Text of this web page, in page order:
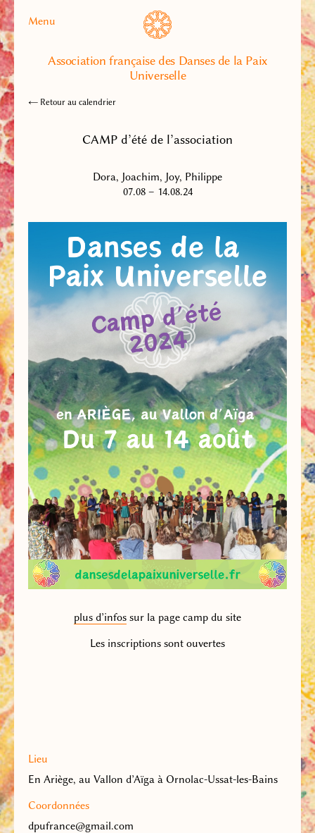
Menu
Association française des Danses de la Paix
Universelle
← Retour au calendrier
CAMP d’été de l’association
Dora, Joachim, Joy, Philippe
07.08 – 14.08.24
plus d’infos sur la page camp du site
Les inscriptions sont ouvertes
Lieu
En Ariège, au Vallon d’Aïga à Ornolac-Ussat-les-Bains
Coordonnées
dpufrance@gmail.com